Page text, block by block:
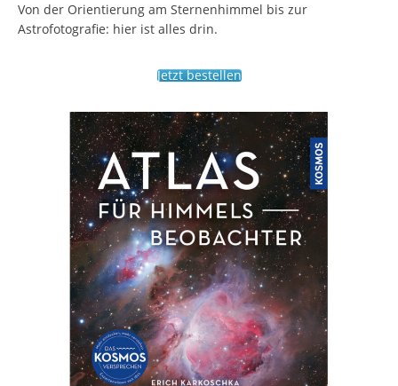
Von der Orientierung am Sternenhimmel bis zur
Astrofotografie: hier ist alles drin.
Jetzt bestellen